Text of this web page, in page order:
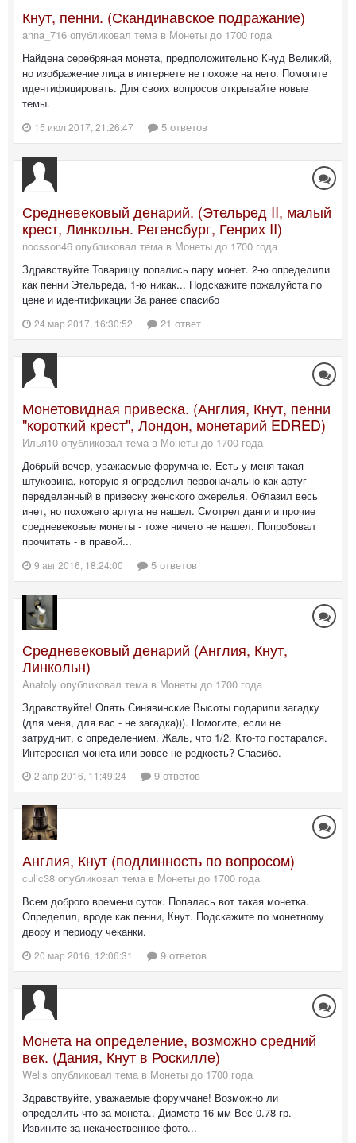
Кнут, пенни. (Скандинавское подражание)
anna_716 опубликовал тема в Монеты до 1700 года
Найдена серебряная монета, предположительно Кнуд Великий,
но изображение лица в интернете не похоже на него. Помогите
идентифицировать. Для своих вопросов открывайте новые
темы.
15 июл 2017, 21:26:47 5 ответов
Средневековый денарий. (Этельред II, малый
крест, Линкольн. Регенсбург, Генрих II)
nocsson46 опубликовал тема в Монеты до 1700 года
Здравствуйте Товарищу попались пару монет. 2-ю определили
как пенни Этельреда, 1-ю никак... Подскажите пожалуйста по
цене и идентификации За ранее спасибо
24 мар 2017, 16:30:52 21 ответ
Монетовидная привеска. (Англия, Кнут, пенни
"короткий крест", Лондон, монетарий EDRED)
Илья10 опубликовал тема в Монеты до 1700 года
Добрый вечер, уважаемые форумчане. Есть у меня такая
штуковина, которую я определил первоначально как артуг
переделанный в привеску женского ожерелья. Облазил весь
инет, но похожего артуга не нашел. Смотрел данги и прочие
средневековые монеты - тоже ничего не нашел. Попробовал
прочитать - в правой...
9 авг 2016, 18:24:00 5 ответов
Средневековый денарий (Англия, Кнут,
Линкольн)
Anatoly опубликовал тема в Монеты до 1700 года
Здравствуйте! Опять Синявинские Высоты подарили загадку
(для меня, для вас - не загадка))). Помогите, если не
затруднит, с определением. Жаль, что 1/2. Кто-то постарался.
Интересная монета или вовсе не редкость? Спасибо.
2 апр 2016, 11:49:24 9 ответов
Англия, Кнут (подлинность по вопросом)
culic38 опубликовал тема в Монеты до 1700 года
Всем доброго времени суток. Попалась вот такая монетка.
Определил, вроде как пенни, Кнут. Подскажите по монетному
двору и периоду чеканки.
20 мар 2016, 12:06:31 9 ответов
Монета на определение, возможно средний
век. (Дания, Кнут в Роскилле)
Wells опубликовал тема в Монеты до 1700 года
Здравствуйте, уважаемые форумчане! Возможно ли
определить что за монета.. Диаметр 16 мм Вес 0.78 гр.
Извините за некачественное фото...